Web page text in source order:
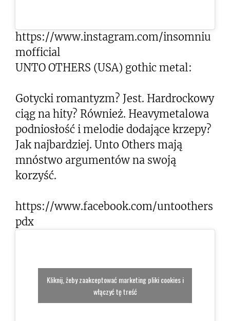
https://www.instagram.com/insomniu
mofficial
UNTO OTHERS (USA) gothic metal:
Gotycki romantyzm? Jest. Hardrockowy
ciąg na hity? Również. Heavymetalowa
podniosłość i melodie dodające krzepy?
Jak najbardziej. Unto Others mają
mnóstwo argumentów na swoją
korzyść.
https://www.facebook.com/untoothers
pdx
Kliknij, żeby zaakceptować marketing pliki cookies i
włączyć tę treść